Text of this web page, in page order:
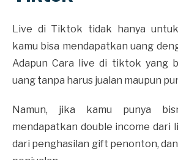
Live di Tiktok tidak hanya
kamu bisa mendapatkan uang
Adapun Cara live di tiktok yang
uang tanpa harus jualan maupun
Namun, jika kamu punya
mendapatkan double income dari
dari penghasilan gift penonton,